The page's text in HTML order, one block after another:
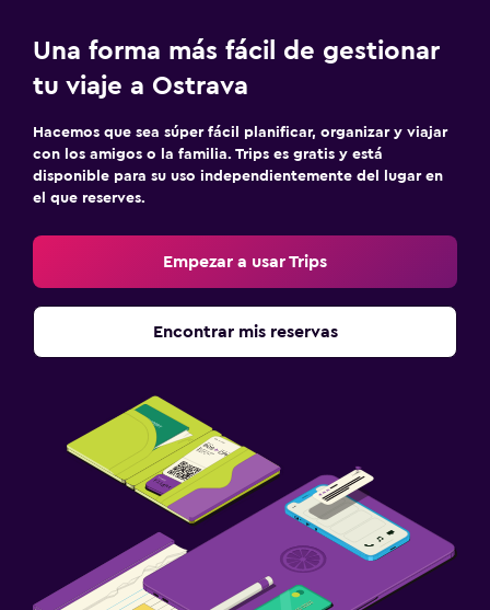
Una forma más fácil de gestionar
tu viaje a Ostrava
Hacemos que sea súper fácil planificar, organizar y viajar
con los amigos o la familia. Trips es gratis y está
disponible para su uso independientemente del lugar en
el que reserves.
Empezar a usar Trips
Encontrar mis reservas